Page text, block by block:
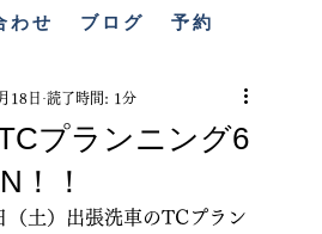
わせ ブログ 予約
プランニング6
！！
18日 読了時間: 1分
（土）出張洗車のTCプラン